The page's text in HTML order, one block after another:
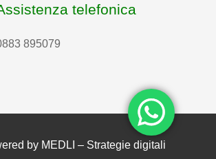
telefonica
895079
by MEDLI – Strategie digitali